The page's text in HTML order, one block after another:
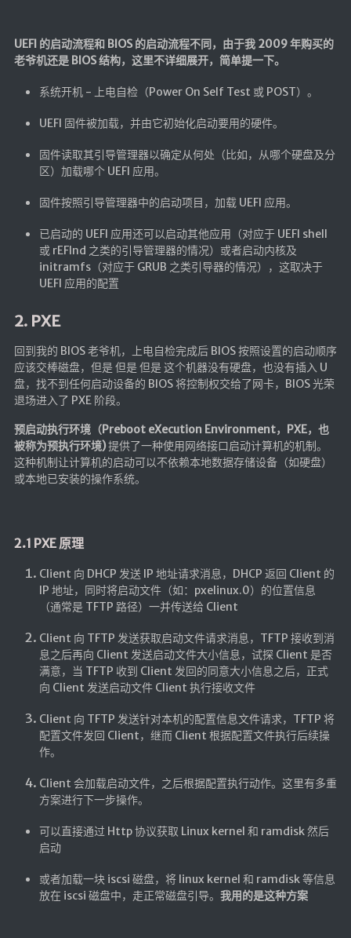
UEFI 的启动流程和 BIOS 的启动流程不同，由于我 2009 年购买的
老爷机还是 BIOS 结构，这里不详细展开，简单提一下。
系统开机 - 上电自检（Power On Self Test 或 POST）。
UEFI 固件被加载，并由它初始化启动要用的硬件。
固件读取其引导管理器以确定从何处（比如，从哪个硬盘及分
区）加载哪个 UEFI 应用。
固件按照引导管理器中的启动项目，加载 UEFI 应用。
已启动的 UEFI 应用还可以启动其他应用（对应于 UEFI shell
或 rEFInd 之类的引导管理器的情况）或者启动内核及
initramfs（对应于 GRUB 之类引导器的情况），这取决于
UEFI 应用的配置
2. PXE
回到我的 BIOS 老爷机，上电自检完成后 BIOS 按照设置的启动顺序
应该交棒磁盘，但是 但是 但是 这个机器没有硬盘，也没有插入 U
盘，找不到任何启动设备的 BIOS 将控制权交给了网卡，BIOS 光荣
退场进入了 PXE 阶段。
预启动执行环境（Preboot eXecution Environment，PXE，也
被称为预执行环境)提供了一种使用网络接口启动计算机的机制。
这种机制让计算机的启动可以不依赖本地数据存储设备（如硬盘）
或本地已安装的操作系统。
2.1 PXE 原理
Client 向 DHCP 发送 IP 地址请求消息，DHCP 返回 Client 的
IP 地址，同时将启动文件（如：pxelinux.0）的位置信息
（通常是 TFTP 路径）一并传送给 Client
Client 向 TFTP 发送获取启动文件请求消息，TFTP 接收到消
息之后再向 Client 发送启动文件大小信息，试探 Client 是否
满意，当 TFTP 收到 Client 发回的同意大小信息之后，正式
向 Client 发送启动文件 Client 执行接收文件
Client 向 TFTP 发送针对本机的配置信息文件请求，TFTP 将
配置文件发回 Client，继而 Client 根据配置文件执行后续操
作。
Client 会加载启动文件，之后根据配置执行动作。这里有多重
方案进行下一步操作。
可以直接通过 Http 协议获取 Linux kernel 和 ramdisk 然后
启动
或者加载一块 iscsi 磁盘，将 linux kernel 和 ramdisk 等信息
放在 iscsi 磁盘中，走正常磁盘引导。 我用的是这种方案
九宫格照片生成
图片转字符
查重软件
Aria2
个人网盘
Cloudreve
Google硬盘
主站网页探针
软件下载安装
百度网盘解析
文字重排
id查手机号
🎮小游戏
红白机
红白机资源
dos游戏
在线狼人杀
引导页
背景动画
文字变换特效
树境
过山车